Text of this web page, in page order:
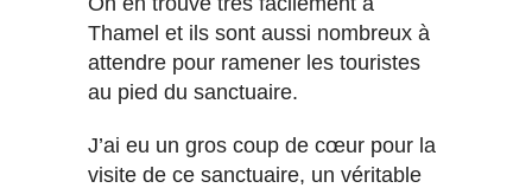
Thamel et ils sont aussi nombreux à
attendre pour ramener les touristes
au pied du sanctuaire.
J’ai eu un gros coup de cœur pour la
visite de ce sanctuaire, un véritable